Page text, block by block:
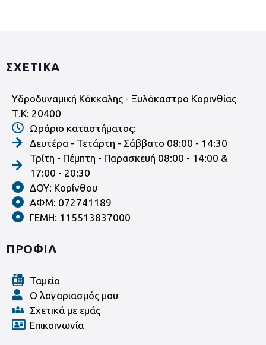
ΣΧΕΤΙΚΑ
Υδροδυναμική Κόκκαλης - Ξυλόκαστρο Κορινθίας
Τ.Κ: 20400
Ωράριο καταστήματος:
Δευτέρα - Τετάρτη - Σάββατο 08:00 - 14:30
Τρίτη - Πέμπτη - Παρασκευή 08:00 - 14:00 &
17:00 - 20:30
ΔΟΥ: Κορίνθου
ΑΦΜ: 072741189
ΓΕΜΗ: 115513837000
ΠΡΟΦΙΛ
Ταμείο
Ο λογαριασμός μου
Σχετικά με εμάς
Επικοινωνία